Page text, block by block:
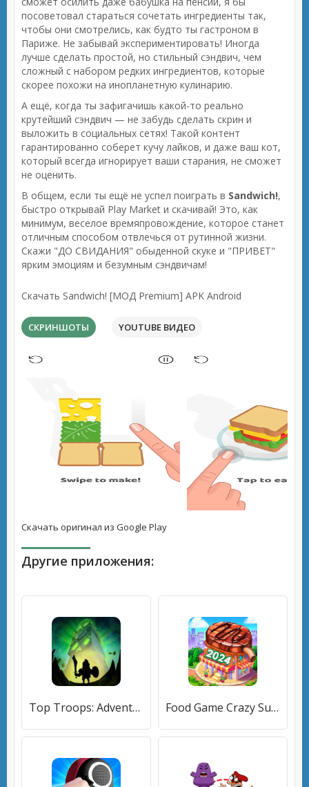
посоветовал стараться сочетать ингредиенты так,
чтобы они смотрелись, как будто ты гастроном в
Париже. Не забывай экспериментировать! Иногда
лучше сделать простой, но стильный сэндвич, чем
сложный с набором редких ингредиентов, которые
скорее похожи на инопланетную кулинарию.
А ещё, когда ты зафигачишь какой-то реально
крутейший сэндвич — не забудь сделать скрин и
выложить в социальных сетях! Такой контент
гарантированно соберет кучу лайков, и даже ваш кот,
который всегда игнорирует ваши старания, не сможет
не оценить.
В общем, если ты ещё не успел поиграть в Sandwich!,
быстро открывай Play Market и скачивай! Это, как
минимум, веселое времяпровождение, которое станет
отличным способом отвлечься от рутинной жизни.
Скажи "ДО СВИДАНИЯ" обыденной скуке и "ПРИВЕТ"
ярким эмоциям и безумным сэндвичам!
Скачать Sandwich! [МОД Premium] APK Android
СКРИНШОТЫ YOUTUBE ВИДЕО
Скачать оригинал из Google Play
Другие приложения:
Top Troops: Adventure RPG (Топ Трупс) [МОД Меню] APK Android Food Game Crazy Super Chef [МОД Меню] APK Android